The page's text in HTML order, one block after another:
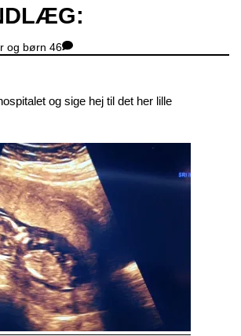
og børn 46
og sige hej til det her lille